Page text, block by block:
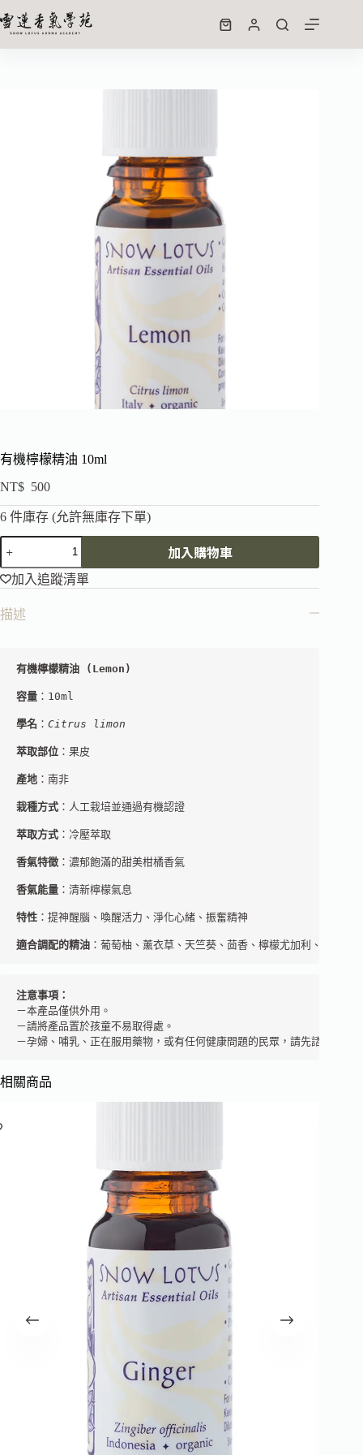
有機檸檬精油 10ml
NT$ 500
6 件庫存 (允許無庫存下單)
加入購物車
加入追蹤清單
描述
有機檸檬精油 (Lemon)
容量 ：10ml
學名 ： Citrus limon
萃取部位 ：果皮
產地 ：南非
栽種方式 ：人工栽培並通過有機認證
萃取方式 ：冷壓萃取
香氣特徵 ：濃郁飽滿的甜美柑橘香氣
香氣能量 ：清新檸檬氣息
特性 ：提神醒腦、喚醒活力、淨化心緒、振奮精神
適合調配的精油 ：葡萄柚、薰衣草、天竺葵、茴香、檸檬尤加利、杜松子
注意事項：
－本產品僅供外用。
－請將產品置於孩童不易取得處。
－孕婦、哺乳、正在服用藥物，或有任何健康問題的民眾，請先諮詢芳療
相關商品